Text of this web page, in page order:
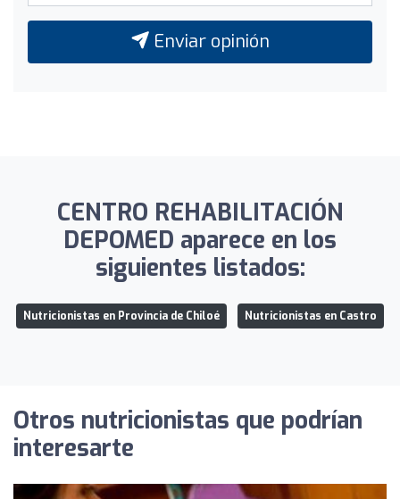
Enviar opinión
CENTRO REHABILITACIÓN
DEPOMED aparece en los
siguientes listados:
Nutricionistas en Provincia de Chiloé Nutricionistas en Castro
Otros nutricionistas que podrían
interesarte